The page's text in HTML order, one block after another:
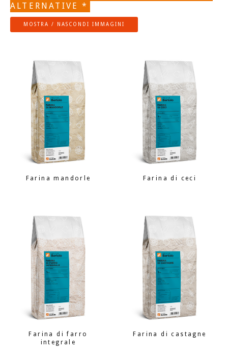
ALTERNATIVE *
MOSTRA / NASCONDI IMMAGINI
Farina mandorle Farina di ceci
Farina di farro
integrale
Farina di castagne